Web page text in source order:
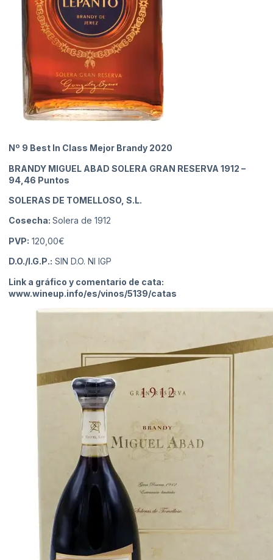
Nº 9 Best In Class Mejor Brandy 2020
BRANDY MIGUEL ABAD SOLERA GRAN RESERVA 1912 –
94,46 Puntos
SOLERAS DE TOMELLOSO, S.L.
Cosecha: Solera de 1912
PVP: 120,00€
D.O./I.G.P.: SIN D.O. NI IGP
Link a gráfico y comentario de cata:
www.wineup.info/es/vinos/5139/catas